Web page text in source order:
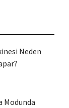
Neden
Modunda